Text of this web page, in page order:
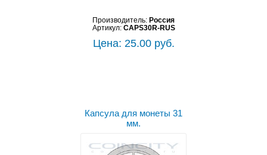
Производитель: Россия
Артикул: CAPS30R-RUS
Цена: 25.00 руб.
Капсула для монеты 31
мм.